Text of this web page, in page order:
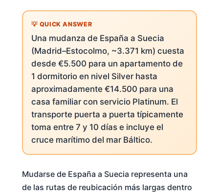
Una mudanza de España a Suecia
(Madrid–Estocolmo, ~3.371 km) cuesta
desde €5.500 para un apartamento de
1 dormitorio en nivel Silver hasta
aproximadamente €14.500 para una
casa familiar con servicio Platinum. El
transporte puerta a puerta típicamente
toma entre 7 y 10 días e incluye el
cruce marítimo del mar Báltico.
Mudarse de España a Suecia representa una
de las rutas de reubicación más largas dentro